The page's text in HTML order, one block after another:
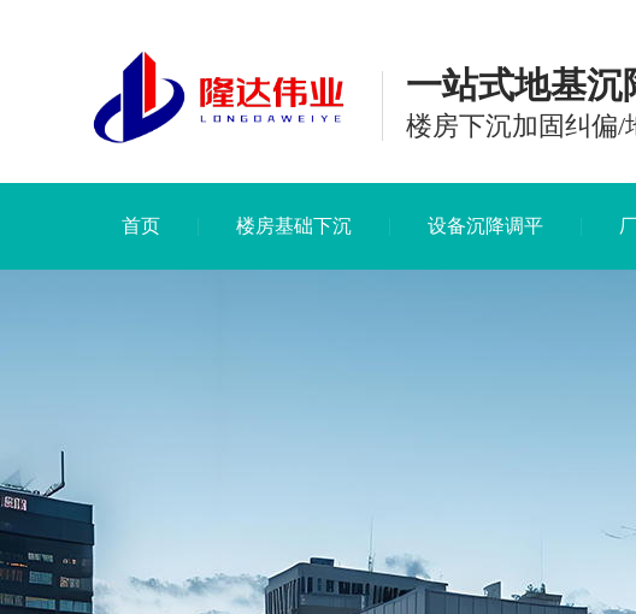
一站式地基沉
楼房下沉加固纠偏/
首页 楼房基础下沉 设备沉降调平